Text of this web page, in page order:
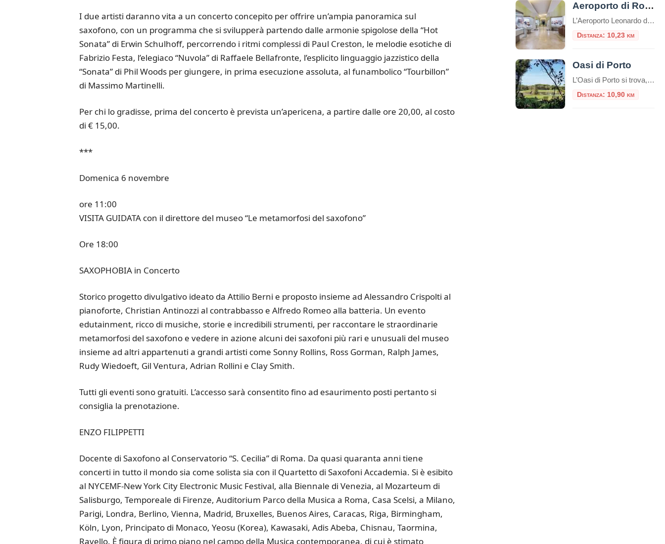
I due artisti daranno vita a un concerto concepito per offrire un’ampia panoramica sul
saxofono, con un programma che si svilupperà partendo dalle armonie spigolose della “Hot
Sonata” di Erwin Schulhoff, percorrendo i ritmi complessi di Paul Creston, le melodie esotiche di
Fabrizio Festa, l’elegiaco “Nuvola” di Raffaele Bellafronte, l’esplicito linguaggio jazzistico della
“Sonata” di Phil Woods per giungere, in prima esecuzione assoluta, al funambolico “Tourbillon”
di Massimo Martinelli.
Per chi lo gradisse, prima del concerto è prevista un’apericena, a partire dalle ore 20,00, al costo
di € 15,00.
***
Domenica 6 novembre
ore 11:00
VISITA GUIDATA con il direttore del museo “Le metamorfosi del saxofono”
Ore 18:00
SAXOPHOBIA in Concerto
Storico progetto divulgativo ideato da Attilio Berni e proposto insieme ad Alessandro Crispolti al
pianoforte, Christian Antinozzi al contrabbasso e Alfredo Romeo alla batteria. Un evento
edutainment, ricco di musiche, storie e incredibili strumenti, per raccontare le straordinarie
metamorfosi del saxofono e vedere in azione alcuni dei saxofoni più rari e unusuali del museo
insieme ad altri appartenuti a grandi artisti come Sonny Rollins, Ross Gorman, Ralph James,
Rudy Wiedoeft, Gil Ventura, Adrian Rollini e Clay Smith.
Tutti gli eventi sono gratuiti. L’accesso sarà consentito fino ad esaurimento posti pertanto si
consiglia la prenotazione.
ENZO FILIPPETTI
Docente di Saxofono al Conservatorio “S. Cecilia” di Roma. Da quasi quaranta anni tiene
concerti in tutto il mondo sia come solista sia con il Quartetto di Saxofoni Accademia. Si è esibito
al NYCEMF-New York City Electronic Music Festival, alla Biennale di Venezia, al Mozarteum di
Salisburgo, Temporeale di Firenze, Auditorium Parco della Musica a Roma, Casa Scelsi, a Milano,
Parigi, Londra, Berlino, Vienna, Madrid, Bruxelles, Buenos Aires, Caracas, Riga, Birmingham,
Köln, Lyon, Principato di Monaco, Yeosu (Korea), Kawasaki, Adis Abeba, Chisnau, Taormina,
Ravello. È figura di primo piano nel campo della Musica contemporanea, di cui è stimato
Aeroporto di Roma Fiumicino: esposte tre sculture etrusche di inestimabile valore
L’Aeroporto Leonardo da Vinci di Fiumicino aggiunge un nuovo tassello al suo percorso di valorizzazione culturale con l’inaugurazione dell’esposizione “Etruschi per l’eternità”, una mostra che celebra la raffinatezza della civiltà etrusca attraverso tre sculture provenienti dalle collezioni del Museo Nazionale Etrusco di Villa Giulia. Questo progetto rappresenta una straordinaria opportunità per migliaia di passeggeri, che possono immergersi […]
Distanza: 10,23 km
Oasi di Porto
L’Oasi di Porto si trova, in una suggestiva cornice naturale, alla foce del Tevere, nei pressi di Fiumicino e si estende intorno all’antico Porto di Traiano, costruito nel II secolo d.C. sul preesistente Porto di Claudio. L’elemento caratterizzante è il lago, l’antico bacino portuale fatto costruire dall’imperatore Traiano (98 – 117 d.C.), in sostituzione del […]
Distanza: 10,90 km